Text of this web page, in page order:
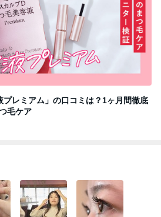
プレミアム」の口コミは？1ヶ月間徹底
毛ケア